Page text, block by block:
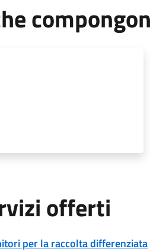
offerti
per la raccolta differenziata